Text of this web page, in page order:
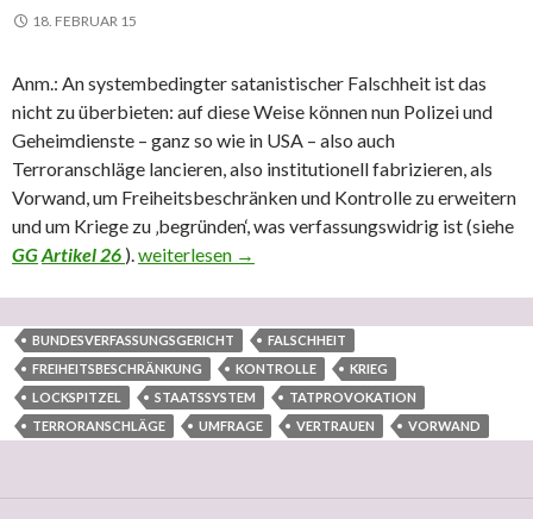
18. FEBRUAR 15
Anm.: An systembedingter satanistischer Falschheit ist das
nicht zu überbieten: auf diese Weise können nun Polizei und
Geheimdienste – ganz so wie in USA – also auch
Terroranschläge lancieren, also institutionell fabrizieren, als
Vorwand, um Freiheitsbeschränken und Kontrolle zu erweitern
und um Kriege zu ‚begründen‘, was verfassungswidrig ist (siehe
GGArtikel 26 ).An systembedingter satanistischer Falschheit
weiterlesen →
BUNDESVERFASSUNGSGERICHT
FALSCHHEIT
FREIHEITSBESCHRÄNKUNG
KONTROLLE
KRIEG
LOCKSPITZEL
STAATSSYSTEM
TATPROVOKATION
TERRORANSCHLÄGE
UMFRAGE VERTRAUEN VORWAND